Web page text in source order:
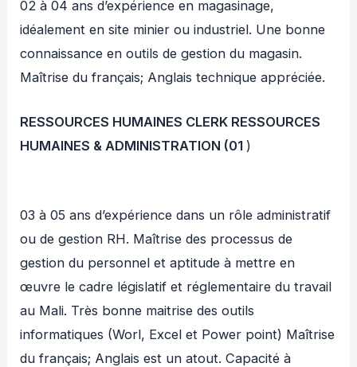
02 à 04 ans d’expérience en magasinage,
idéalement en site minier ou industriel. Une bonne
connaissance en outils de gestion du magasin.
Maîtrise du français; Anglais technique appréciée.
RESSOURCES HUMAINES CLERK RESSOURCES
HUMAINES & ADMINISTRATION (01)
03 à 05 ans d’expérience dans un rôle administratif
ou de gestion RH. Maîtrise des processus de
gestion du personnel et aptitude à mettre en
œuvre le cadre législatif et réglementaire du travail
au Mali. Très bonne maitrise des outils
informatiques (Worl, Excel et Power point) Maîtrise
du français; Anglais est un atout. Capacité à